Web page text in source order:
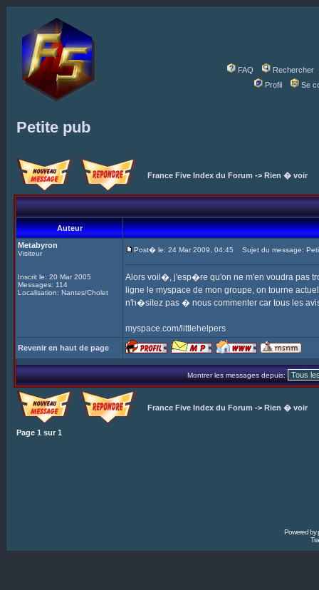
FAQ
Rechercher
Profil
Se
Petite pub
France Five Index du Forum -> Rien � voir
Auteur
Metabyron
Visiteur
Inscrit le: 20 Mar 2005
Messages: 114
Localisation: Nantes/Cholet
Post� le: 24 Mar 2009, 04:45 Sujet du message:
Alors voil�, j'esp�re qu'on ne m'en voudra pas
ligne le myspace de mon groupe, on tourne
n'h�sitez pas � nous commenter car tous les
myspace.com/littlehelpers
Revenir en haut de page
Montrer les messages depuis:
France Five Index du Forum -> Rien � voir
Page 1 sur 1
Powered by